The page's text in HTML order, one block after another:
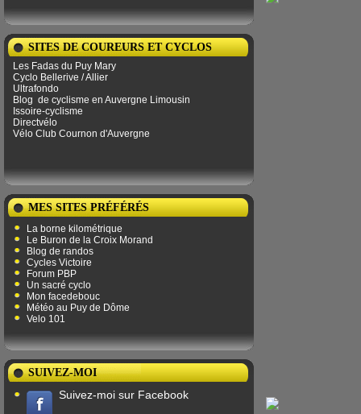
SITES DE COUREURS ET CYCLOS
Les Fadas du Puy Mary
Cyclo Bellerive / Allier
Ultrafondo
Blog de ​​cyclisme en Auvergne Limousin
Issoire-cyclisme
Directvélo
Vélo Club Cournon d'Auvergne
MES SITES PRÉFÉRÉS
La borne kilométrique
Le Buron de la Croix Morand
Blog de randos
Cycles Victoire
Forum PBP
Un sacré cyclo
Mon facedebouc
Météo au Puy de Dôme
Velo 101
SUIVEZ-MOI
Suivez-moi sur Facebook